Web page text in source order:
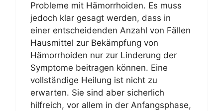
Probleme mit Hämorrhoiden. Es muss
jedoch klar gesagt werden, dass in
einer entscheidenden Anzahl von Fällen
Hausmittel zur Bekämpfung von
Hämorrhoiden nur zur Linderung der
Symptome beitragen können. Eine
vollständige Heilung ist nicht zu
erwarten. Sie sind aber sicherlich
hilfreich, vor allem in der Anfangsphase,